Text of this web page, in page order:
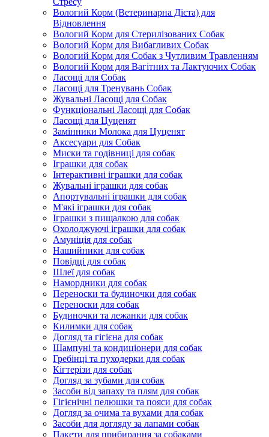
Вологий Корм (Ветеринарна Дієта) для
Відновлення
Вологий Корм для Стерилізованих Собак
Вологий Корм для Вибагливих Собак
Вологий Корм для Собак з Чутливим Травленням
Вологий Корм для Вагітних та Лактуючих Собак
Ласощі для Собак
Ласощі для Тренувань Собак
Жувальні Ласощі для Собак
Функціональні Ласощі для Собак
Ласощі для Цуценят
Замінники Молока для Цуценят
Аксесуари для Собак
Миски та годівниці для собак
Іграшки для собак
Інтерактивні іграшки для собак
Жувальні іграшки для собак
Апортувальні іграшки для собак
М'які іграшки для собак
Іграшки з пищалкою для собак
Охолоджуючі іграшки для собак
Амуніція для собак
Нашийники для собак
Повідці для собак
Шлеї для собак
Намордники для собак
Переноски та будиночки для собак
Переноски для собак
Будиночки та лежанки для собак
Килимки для собак
Догляд та гігієна для собак
Шампуні та кондиціонери для собак
Гребінці та пуходерки для собак
Кігтерізи для собак
Догляд за зубами для собак
Засоби від запаху та плям для собак
Гігієнічні пелюшки та пояси для собак
Догляд за очима та вухами для собак
Засоби для догляду за лапами собак
Пакети для прибирання за собаками